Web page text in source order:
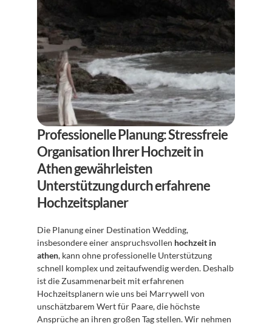
Professionelle Planung: Stressfreie
Organisation Ihrer Hochzeit in
Athen gewährleisten
Unterstützung durch erfahrene
Hochzeitsplaner
Die Planung einer Destination Wedding,
insbesondere einer anspruchsvollen hochzeit in
athen, kann ohne professionelle Unterstützung
schnell komplex und zeitaufwendig werden. Deshalb
ist die Zusammenarbeit mit erfahrenen
Hochzeitsplanern wie uns bei Marrywell von
unschätzbarem Wert für Paare, die höchste
Ansprüche an ihren großen Tag stellen. Wir nehmen